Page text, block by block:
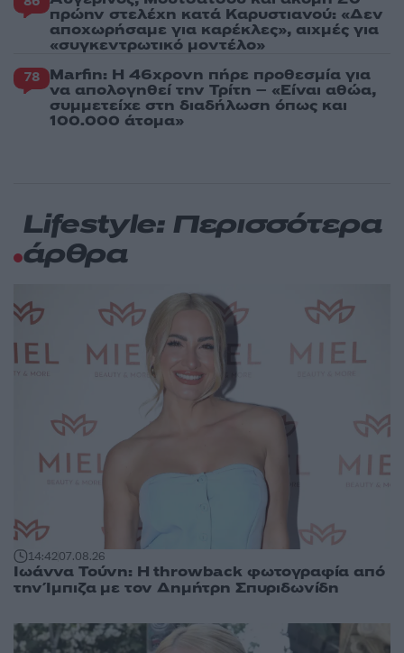
πρώην στελέχη κατά Καρυστιανού: «Δεν
αποχωρήσαμε για καρέκλες», αιχμές για
«συγκεντρωτικό μοντέλο»
78 Marfin: Η 46χρονη πήρε προθεσμία για
να απολογηθεί την Τρίτη – «Είναι αθώα,
συμμετείχε στη διαδήλωση όπως και
100.000 άτομα»
Lifestyle: Περισσότερα
άρθρα
14:4207.08.26
Ιωάννα Τούνη: Η throwback φωτογραφία από
την Ίμπιζα με τον Δημήτρη Σπυριδωνίδη